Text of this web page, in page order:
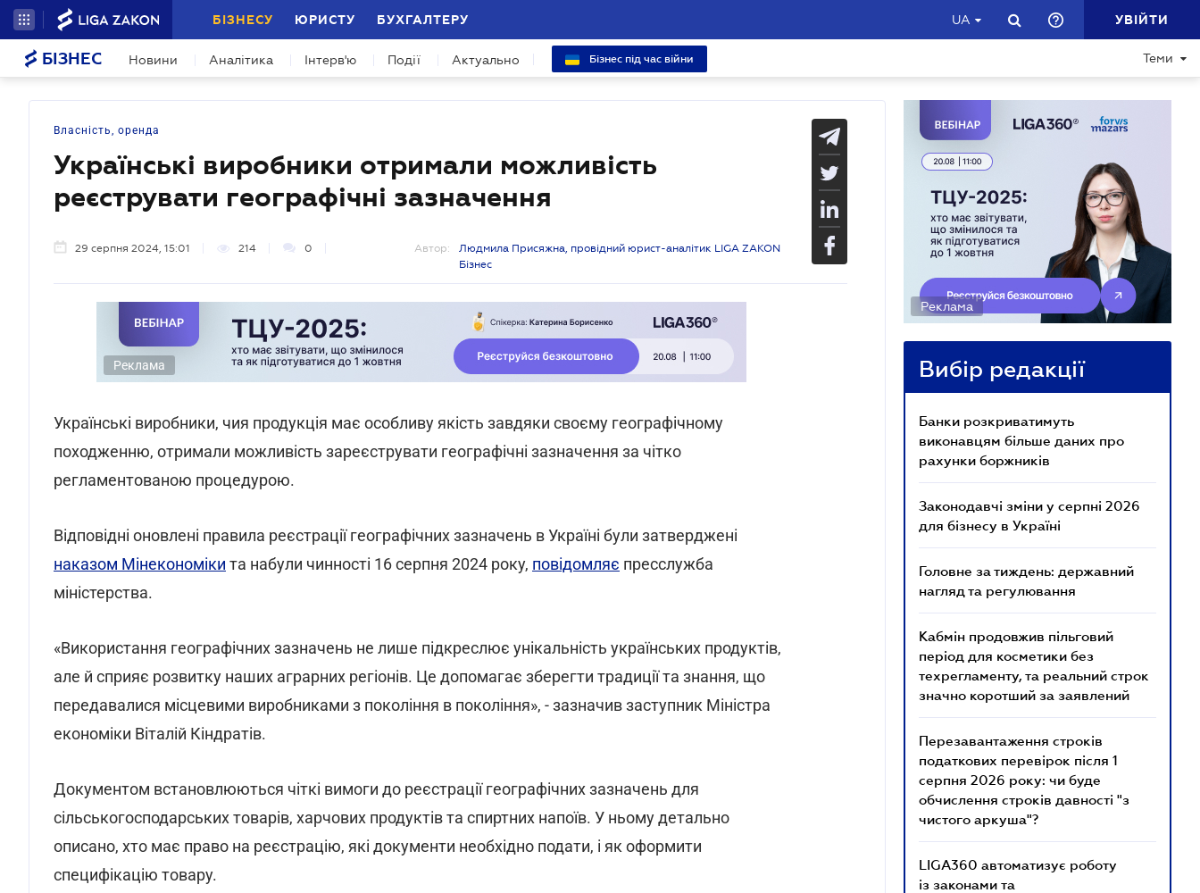
БІЗНЕСУ ЮРИСТУ БУХГАЛТЕРУ UA УВІЙТИ
БІЗНЕС Новини Аналітика Інтерв'ю Події Актуально Бізнес під час війни Теми
Власність, оренда
Українські виробники отримали можливість
реєструвати географічні зазначення
29 серпня 2024, 15:01 214 0 Автор:
Людмила Присяжна, провідний юрист-аналітик LIGA ZAKON
Бізнес
Реклама
Українські виробники, чия продукція має особливу якість завдяки своєму географічному
походженню, отримали можливість зареєструвати географічні зазначення за чітко
регламентованою процедурою.
Відповідні оновлені правила реєстрації географічних зазначень в Україні були затверджені
наказом Мінекономіки та набули чинності 16 серпня 2024 року, повідомляє пресслужба
міністерства.
«Використання географічних зазначень не лише підкреслює унікальність українських продуктів,
але й сприяє розвитку наших аграрних регіонів. Це допомагає зберегти традиції та знання, що
передавалися місцевими виробниками з покоління в покоління», - зазначив заступник Міністра
економіки Віталій Кіндратів.
Документом встановлюються чіткі вимоги до реєстрації географічних зазначень для
сільськогосподарських товарів, харчових продуктів та спиртних напоїв. У ньому детально
описано, хто має право на реєстрацію, які документи необхідно подати, і як оформити
специфікацію товару.
Реклама
Вибір редакції
Банки розкриватимуть
виконавцям більше даних про
рахунки боржників
Законодавчі зміни у серпні 2026
для бізнесу в Україні
Головне за тиждень: державний
нагляд та регулювання
Кабмін продовжив пільговий
період для косметики без
техрегламенту, та реальний строк
значно коротший за заявлений
Перезавантаження строків
податкових перевірок після 1
серпня 2026 року: чи буде
обчислення строків давності "з
чистого аркуша"?
LIGA360 автоматизує роботу
із законами та